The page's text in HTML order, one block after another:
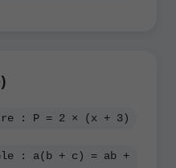
: P = 2 × (x + 3)
: a(b + c) = ab +